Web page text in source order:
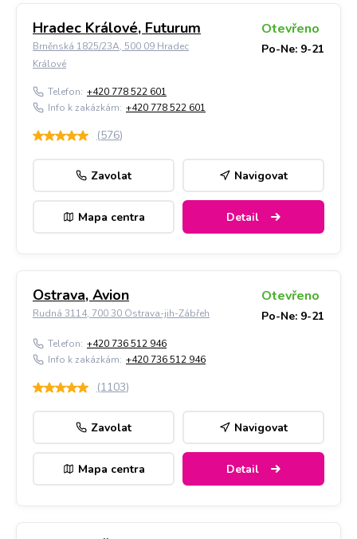
Hradec Králové, Futurum
Brněnská 1825/23A, 500 09 Hradec
Králové
Otevřeno
Po-Ne: 9-21
Telefon: +420 778 522 601
Info k zakázkám: +420 778 522 601
(576)
Zavolat Navigovat
Mapa centra Detail
Ostrava, Avion
Rudná 3114, 700 30 Ostrava-jih-Zábřeh
Otevřeno
Po-Ne: 9-21
Telefon: +420 736 512 946
Info k zakázkám: +420 736 512 946
(1103)
Zavolat Navigovat
Mapa centra Detail